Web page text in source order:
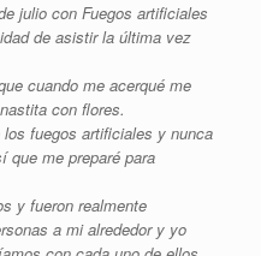
julio con Fuegos artificiales
de asistir la última vez
cuando me acerqué me
con flores.
fuegos artificiales y nunca
que me preparé para
y fueron realmente
a mi alrededor y yo